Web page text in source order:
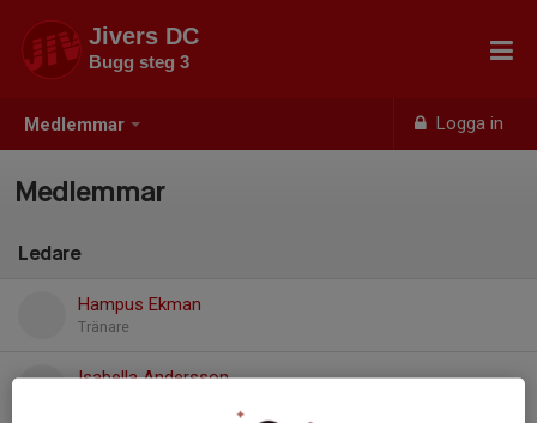
Medlemmar Logga in
Jivers DC
Bugg steg 3
Medlemmar
Ledare
Hampus Ekman
Tränare
Isabella Andersson